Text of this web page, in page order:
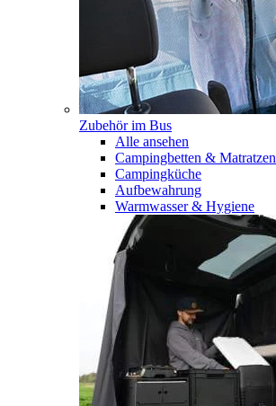
Zubehör im Bus
Alle ansehen
Campingbetten & Matratzen
Campingküche
Aufbewahrung
Warmwasser & Hygiene